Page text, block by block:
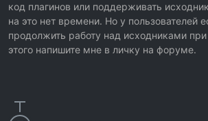
код плагинов или поддерживать
на это нет времени. Но у пользователей
продолжить работу над исходниками
этого напишите мне в личку на форуме.